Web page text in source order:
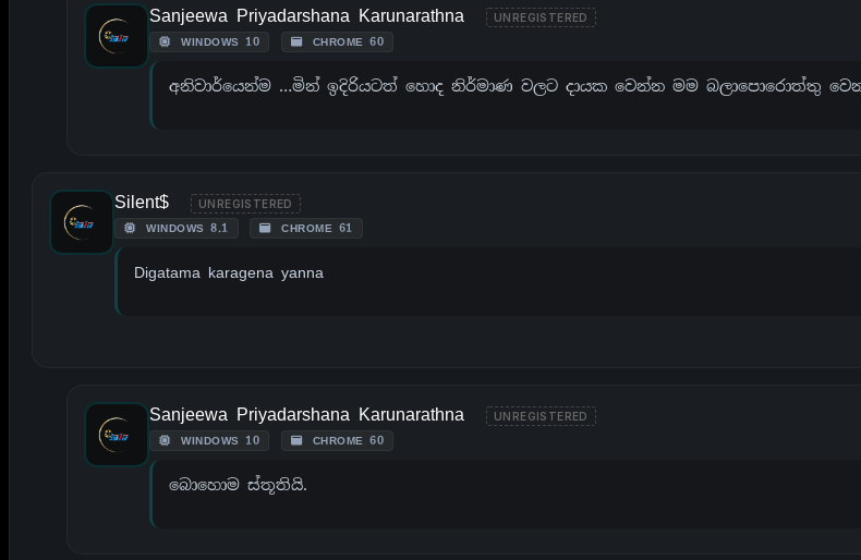
Sanjeewa Priyadarshana Karunarathna UNREGISTERED
WINDOWS 10 CHROME 60
අනිවාර්යෙන්ම …මින් ඉදිරියටත් හොද නිර්මාණ වලට දායක වෙන්න මම බලාපොරොත්තු
Silent$ UNREGISTERED
WINDOWS 8.1 CHROME 61
Digatama karagena yanna
Sanjeewa Priyadarshana Karunarathna UNREGISTERED
WINDOWS 10 CHROME 60
බොහොම ස්තූතියි.